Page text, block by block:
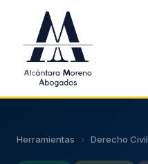
Herramientas › Derecho Civil